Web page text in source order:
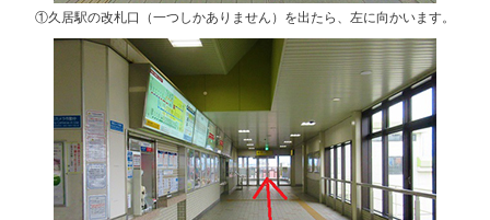
①久居駅の改札口（一つしかありません）を出たら、左に向かいます。